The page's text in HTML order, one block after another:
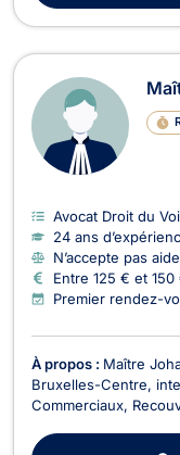
Avocat Droit du
24 ans
N’accepte pas
Entre 125 € et 150
Premier rendez-
À propos : Maître
Bruxelles-Centre,
Commerciaux,
des problématiques